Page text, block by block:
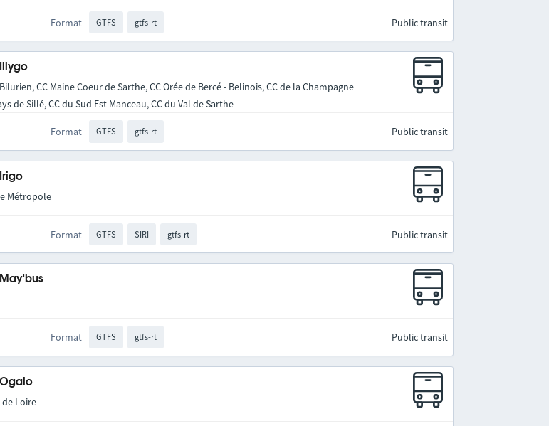
Format GTFS gtfs-rt Public transit
CC Maine Coeur de Sarthe, CC Orée de Bercé - Belinois, CC de la Champagne
de Sillé, CC du Sud Est Manceau, CC du Val de Sarthe
Format GTFS gtfs-rt Public transit
Métropole
Format GTFS SIRI gtfs-rt Public transit
Format GTFS gtfs-rt Public transit
de Loire